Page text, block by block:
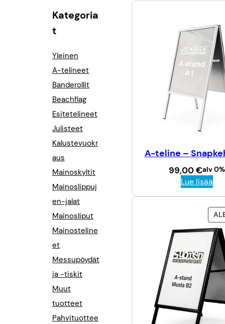
Kategoria
t
Yleinen
A-telineet
Banderollit
Beachflag
Esitetelineet
Julisteet
Kalustevuokr
aus
Mainoskyltit
Mainoslippuj
en-jalat
Mainosliput
Mainosteline
et
Messupöydät
ja -tiskit
Muut
tuotteet
Pahvituottee
A-teline –
99,00€alv 0%
Lue lisää